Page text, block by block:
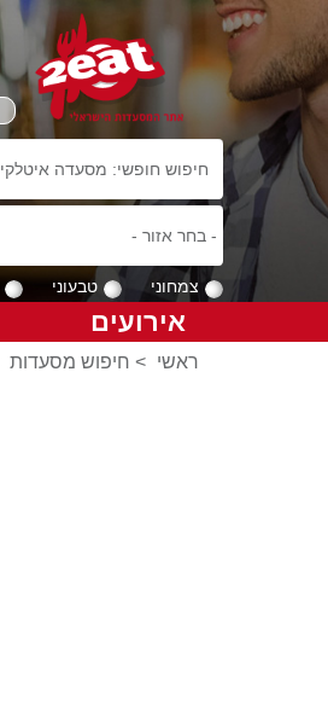
צמחוני טבעוני
אירועים
ראשי > חיפוש מסעדות